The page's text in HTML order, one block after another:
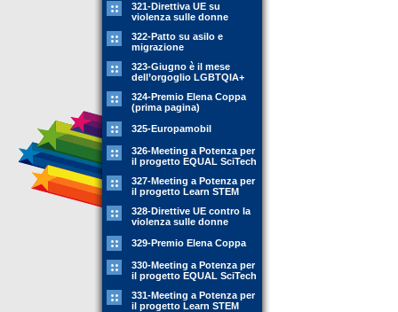
321-Direttiva UE su
violenza sulle donne
322-Patto su asilo e
migrazione
323-Giugno è il mese
dell’orgoglio LGBTQIA+
324-Premio Elena Coppa
(prima pagina)
325-Europamobil
326-Meeting a Potenza per
il progetto EQUAL SciTech
327-Meeting a Potenza per
il progetto Learn STEM
328-Direttive UE contro la
violenza sulle donne
329-Premio Elena Coppa
330-Meeting a Potenza per
il progetto EQUAL SciTech
331-Meeting a Potenza per
il progetto Learn STEM